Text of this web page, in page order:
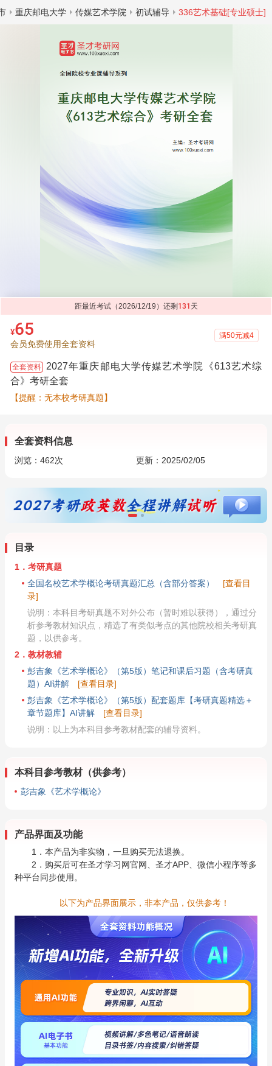
重庆邮电大学 传媒艺术学院 初试辅导 336艺术基础[专业硕士]
距最近考试（2026/12/19）还剩 131 天
¥65
会员免费使用全套资料
满50元减4
全套资料
2027年重庆邮电大学传媒艺术学院《613艺术综
合》考研全套
【提醒：无本校考研真题】
全套资料信息
浏览： 462次 更新：2025/02/05
目录
1．考研真题
全国名校艺术学概论考研真题汇总（含部分答案）
[查看目
录]
说明：本科目考研真题不对外公布（暂时难以获得），通过分
析参考教材知识点，精选了有类似考点的其他院校相关考研真
题，以供参考。
2．教材教辅
彭吉象《艺术学概论》（第5版）笔记和课后习题（含考研真
题）AI讲解
[查看目录]
彭吉象《艺术学概论》（第5版）配套题库【考研真题精选＋
章节题库】AI讲解
[查看目录]
说明：以上为本科目参考教材配套的辅导资料。
本科目参考教材（供参考）
彭吉象《艺术学概论》
产品界面及功能
1．本产品为非实物，一旦购买无法退换。
2．购买后可在圣才学习网官网、圣才APP、微信小程序等多
种平台同步使用。
以下为产品界面展示，非本产品，仅供参考！